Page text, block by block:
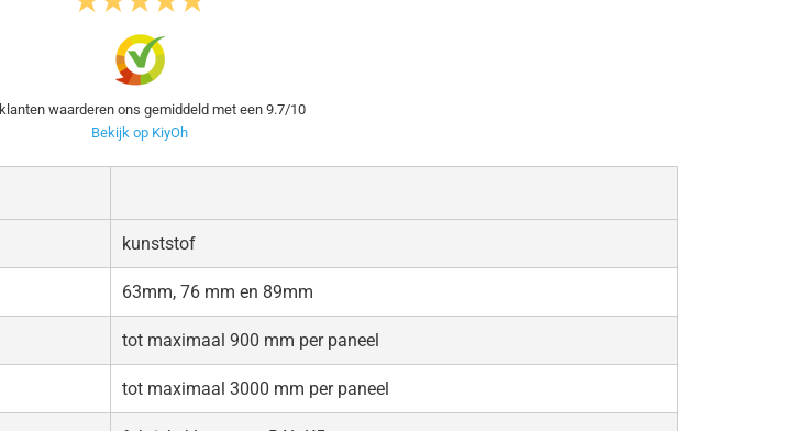
klanten waarderen ons gemiddeld met een9.7/10
Bekijk op KiyOh
kunststof
63mm, 76 mm en 89mm
tot maximaal 900 mm per paneel
tot maximaal 3000 mm per paneel